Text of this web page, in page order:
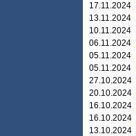
17.11.2024
13.11.2024
10.11.2024
06.11.2024
05.11.2024
05.11.2024
27.10.2024
20.10.2024
16.10.2024
16.10.2024
13.10.2024